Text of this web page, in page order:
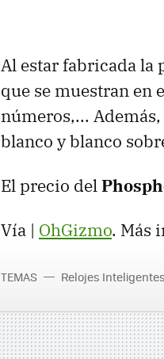
Al estar fabricada la
que se muestran en
números,...
blanco y blanco
El precio del
Vía | OhGizmo. Más
TEMAS Relojes Inteligentes